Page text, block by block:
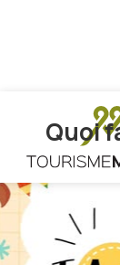
Quoi